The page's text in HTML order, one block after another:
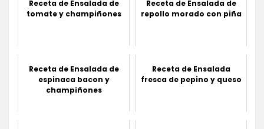
Receta de Ensalada de
tomate y champiñones
Receta de Ensalada de
repollo morado con piña
Receta de Ensalada de
espinaca bacon y
champiñones
Receta de Ensalada
fresca de pepino y queso